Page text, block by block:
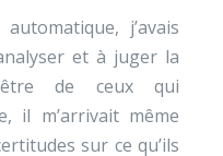
j’avais
et à juger la
de ceux qui
il m’arrivait même
sur ce qu’ils